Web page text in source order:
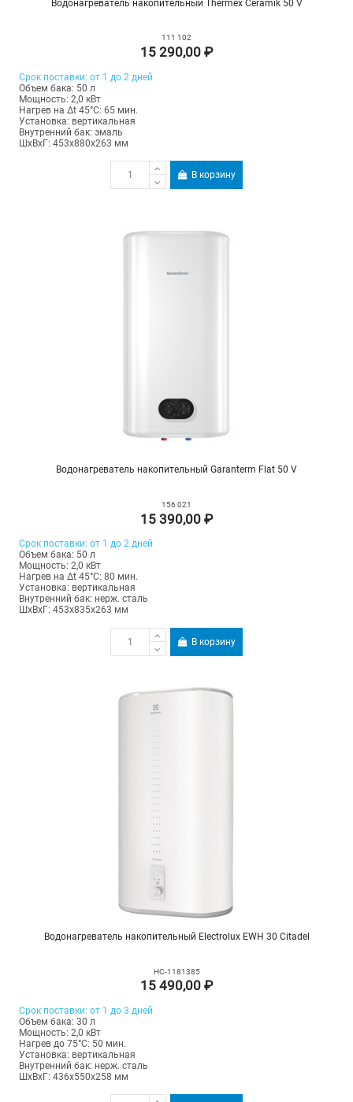
Водонагреватель накопительный Thermex Ceramik 50 V
111 102
15 290,00 ₽
Срок поставки: от 1 до 2 дней
Объем бака: 50 л
Мощность: 2,0 кВт
Нагрев на Δt 45°С: 65 мин.
Установка: вертикальная
Внутренний бак: эмаль
ШхВхГ: 453х880х263 мм
В корзину
Водонагреватель накопительный Garanterm Flat 50 V
156 021
15 390,00 ₽
Срок поставки: от 1 до 2 дней
Объем бака: 50 л
Мощность: 2,0 кВт
Нагрев на Δt 45°С: 80 мин.
Установка: вертикальная
Внутренний бак: нерж. сталь
ШхВхГ: 453х835х263 мм
В корзину
Водонагреватель накопительный Electrolux EWH 30 Citadel
НС-1181385
15 490,00 ₽
Срок поставки: от 1 до 3 дней
Объем бака: 30 л
Мощность: 2,0 кВт
Нагрев до 75°С: 50 мин.
Установка: вертикальная
Внутренний бак: нерж. сталь
ШхВхГ: 436х550х258 мм